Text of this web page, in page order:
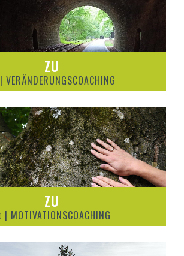
ZU
| VERÄNDERUNGSCOACHING
ZU
| MOTIVATIONSCOACHING